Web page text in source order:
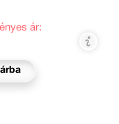
ár: